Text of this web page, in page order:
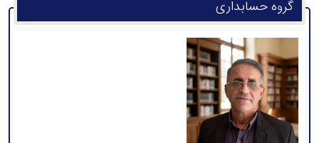
گروه حسابداری